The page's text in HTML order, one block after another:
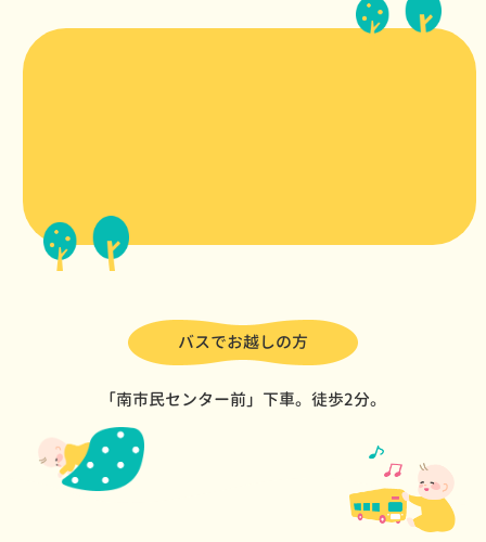
バスでお越しの方
「南市民センター前」下車。徒歩2分。